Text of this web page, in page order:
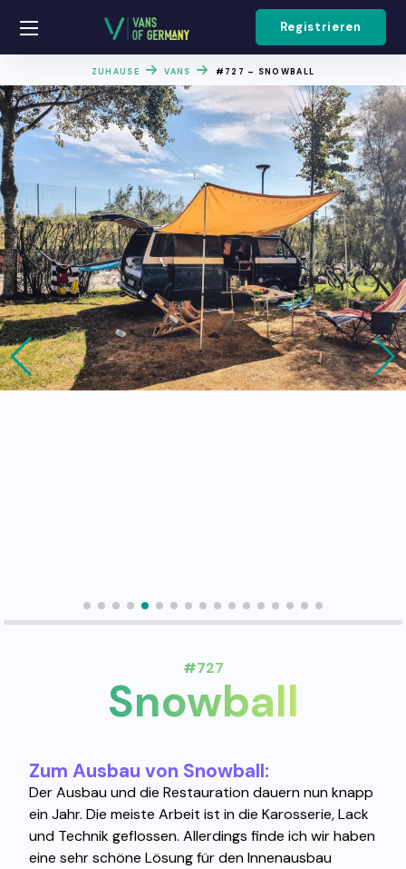
Registrieren
ZUHAUSE VANS #727 – SNOWBALL
#727
Snowball
Zum Ausbau von Snowball:
Der Ausbau und die Restauration dauern nun knapp
ein Jahr. Die meiste Arbeit ist in die Karosserie, Lack
und Technik geflossen. Allerdings finde ich wir haben
eine sehr schöne Lösung für den Innenausbau